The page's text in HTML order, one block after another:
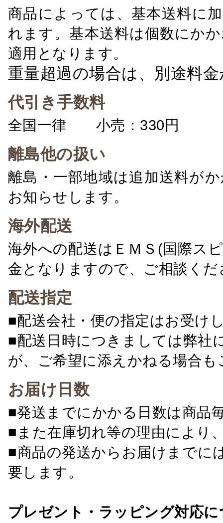
商品によっては、基本送料に
れます。基本送料は個数にか
適用となります。
重量超過の場合は、別途料
代引き手数料
全国一律 小売：330円 卸
離島他の扱い
離島・一部地域は追加送料が
お知らせします。
海外配送
海外への配送はＥＭＳ(国際ス
金となりますので、ご相談くだ
配送指定
■配送会社・便の指定はお受け
■配送日時につきましては弊社
が、ご希望に添えかねる場合
お届け日数
■発送までにかかる日数は商品
■また在庫切れ等の理由により
■商品の発送からお届けまでに
要します。
プレゼント・ラッピング対応